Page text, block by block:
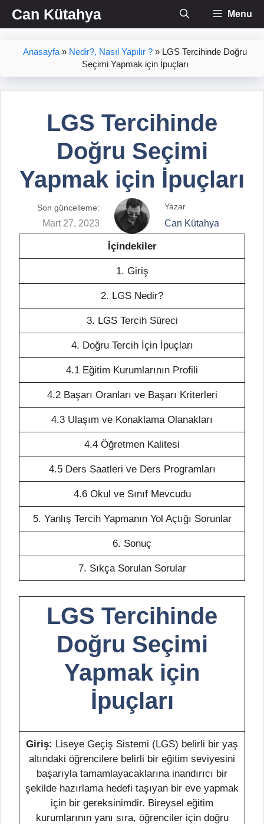
İçeriğe
atlaCan Kütahya Menu
Anasayfa » Nedir?, Nasıl Yapılır ? » LGS Tercihinde Doğru
Seçimi Yapmak için İpuçları
LGS Tercihinde
Doğru Seçimi
Yapmak için İpuçları
Son güncelleme:
Mart 27, 2023
Yazar
Can Kütahya
İçindekiler
1. Giriş
2. LGS Nedir?
3. LGS Tercih Süreci
4. Doğru Tercih İçin İpuçları
4.1 Eğitim Kurumlarının Profili
4.2 Başarı Oranları ve Başarı Kriterleri
4.3 Ulaşım ve Konaklama Olanakları
4.4 Öğretmen Kalitesi
4.5 Ders Saatleri ve Ders Programları
4.6 Okul ve Sınıf Mevcudu
5. Yanlış Tercih Yapmanın Yol Açtığı Sorunlar
6. Sonuç
7. Sıkça Sorulan Sorular
LGS Tercihinde
Doğru Seçimi
Yapmak için
İpuçları
Giriş: Liseye Geçiş Sistemi (LGS) belirli bir yaş
altındaki öğrencilere belirli bir eğitim seviyesini
başarıyla tamamlayacaklarına inandırıcı bir
şekilde hazırlama hedefi taşıyan bir eve yapmak
için bir gereksinimdir. Bireysel eğitim
kurumlarının yanı sıra, öğrenciler için doğru